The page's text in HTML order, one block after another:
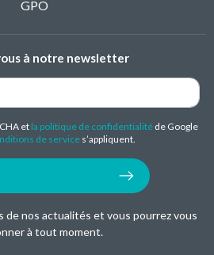
GPO
à notre newsletter
etla politique de confidentialitéde Google
de service s’appliquent.
de nos actualités et vous pourrez vous
à tout moment.